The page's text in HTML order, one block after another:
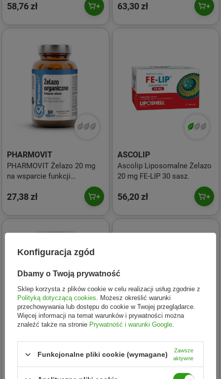
58,76 zł 63,30 zł
PHARMOVIT
PHARMOVIT Żelazo 20 mg
na wsparcie funkcji
27,38 zł
ASCOLIP
Ascolip Liposomalne Żelazo
20 mg FE-LIP 30 sasz.
56,20 zł
Swanson
Iron Ferrous Fumarate 18 mg
(60 kaps.)
Dr Vita
Żelazo + kwas foliowy 20
tabletek musujących
Konfiguracja zgód
Dbamy o Twoją prywatność
Sklep korzysta z plików cookie w celu realizacji usług zgodnie z
Polityką dotyczącą cookies . Możesz określić warunki
przechowywania lub dostępu do cookie w Twojej przeglądarce.
Więcej informacji na temat warunków i prywatności można
znaleźć także na stronie Prywatność i warunki Google
Funkcjonalne pliki cookie (wymagane)
Zawsze
aktywne